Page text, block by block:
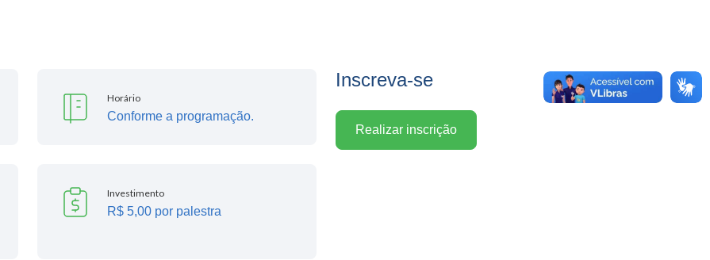
Horário
Conforme a programação.
Investimento
R$ 5,00 por palestra
Inscreva-se
Realizar inscrição